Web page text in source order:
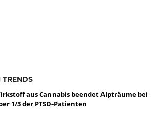
TRENDS
aus Cannabis beendet Alpträume bei
1/3 der PTSD-Patienten